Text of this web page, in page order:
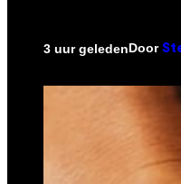
3 uur geledenDoor